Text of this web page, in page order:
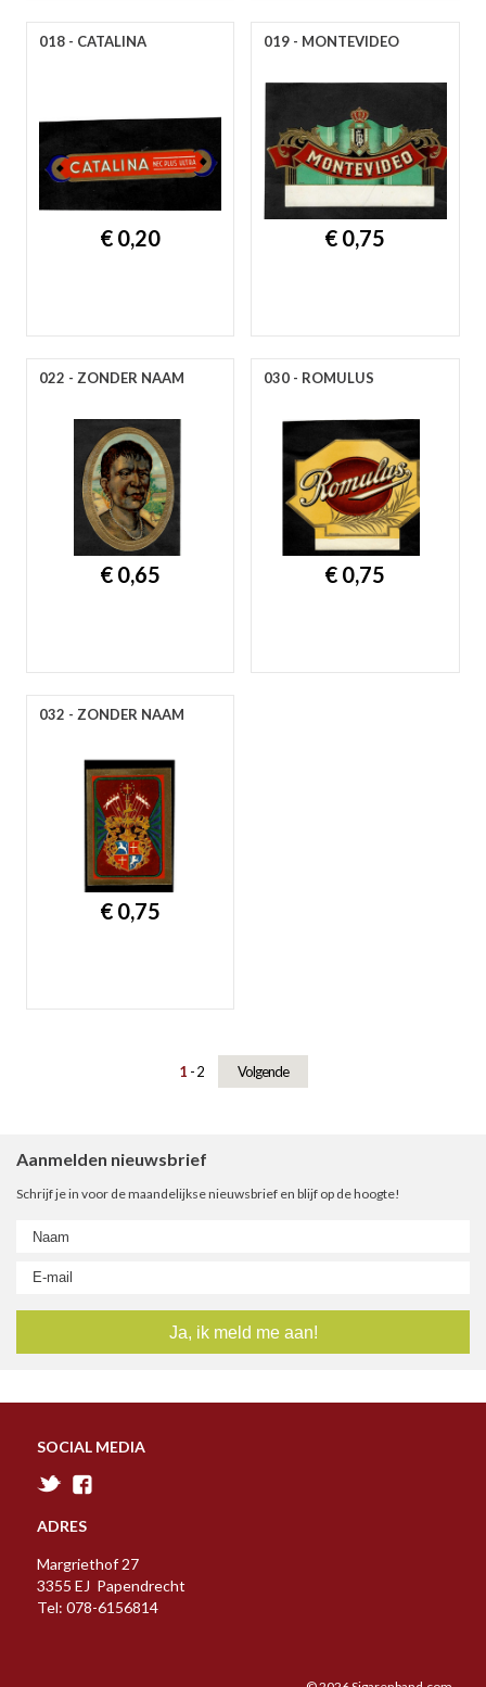
018 - CATALINA
€ 0,20
019 - MONTEVIDEO
€ 0,75
022 - ZONDER NAAM
€ 0,65
030 - ROMULUS
€ 0,75
032 - ZONDER NAAM
€ 0,75
1 2 Volgende
Aanmelden nieuwsbrief
Schrijf je in voor de maandelijkse nieuwsbrief en blijf op de hoogte!
SOCIAL MEDIA
ADRES
Margriethof 27
3355 EJ Papendrecht
Tel: 078-6156814